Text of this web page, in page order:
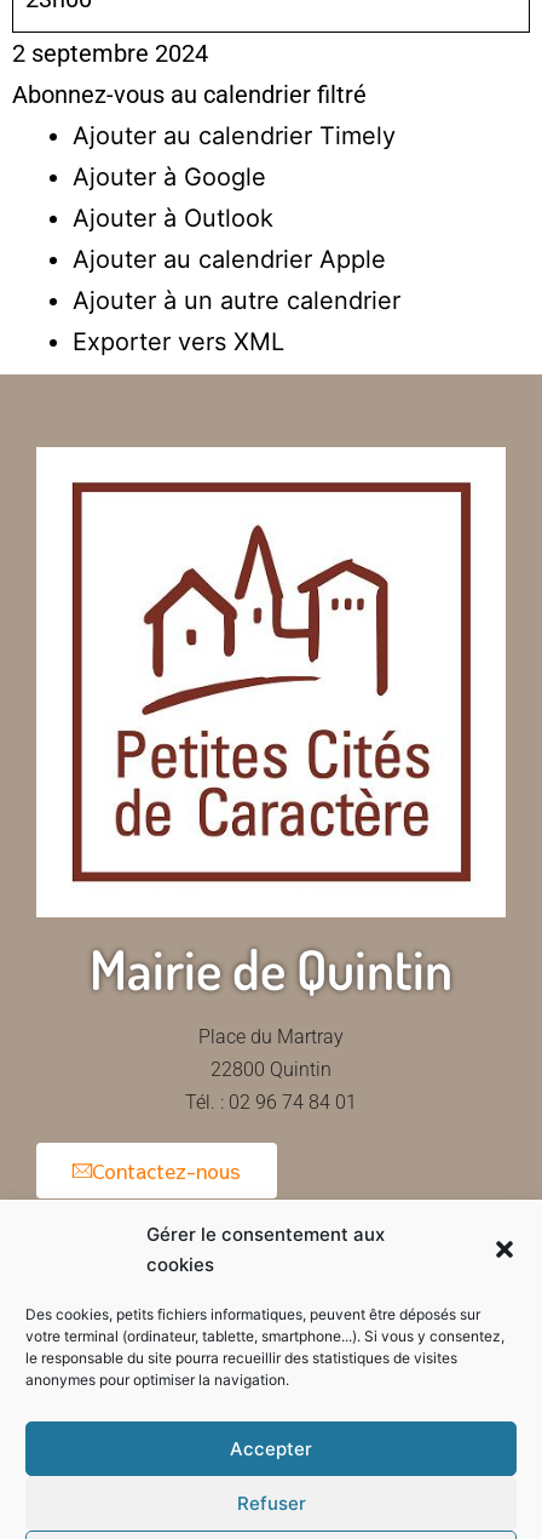
Gérer le consentement aux
cookies
Des cookies, petits fichiers informatiques, peuvent être déposés sur
votre terminal (ordinateur, tablette, smartphone...). Si vous y consentez,
le responsable du site pourra recueillir des statistiques de visites
anonymes pour optimiser la navigation.
Accepter
Refuser
2 septembre 2024
Abonnez-vous au calendrier filtré
Ajouter au calendrier Timely
Ajouter à Google
Ajouter à Outlook
Ajouter au calendrier Apple
Ajouter à un autre calendrier
Exporter vers XML
Mairie de Quintin
Place du Martray
22800 Quintin
Tél. : 02 96 74 84 01
Contactez-nous
Horaires d'ouverture de la mairie